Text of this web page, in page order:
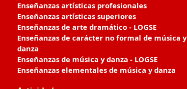
Enseñanzas artísticas profesionales
Enseñanzas artísticas superiores
Enseñanzas de arte dramático - LOGSE
Enseñanzas de carácter no formal de música y
danza
Enseñanzas de música y danza - LOGSE
Enseñanzas elementales de música y danza